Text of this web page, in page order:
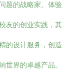
题的战略家、体验
友的创业实践，其
的设计服务，创造
世界的卓越产品。